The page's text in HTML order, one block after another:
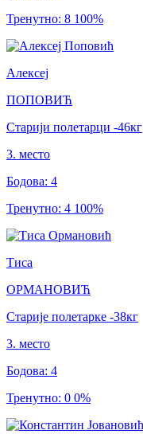
Тренутно: 8 100%
Алексеј
ПОПОВИЋ
Старији полетарци -46кг
3. место
Бодова: 4
Тренутно: 4 100%
Тиса
ОРМАНОВИЋ
Старије полетарке -38кг
3. место
Бодова: 4
Тренутно: 0 0%